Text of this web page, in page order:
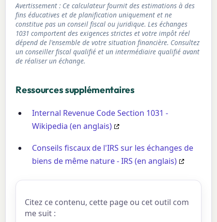
Avertissement : Ce calculateur fournit des estimations à des
fins éducatives et de planification uniquement et ne
constitue pas un conseil fiscal ou juridique. Les échanges
1031 comportent des exigences strictes et votre impôt réel
dépend de l'ensemble de votre situation financière. Consultez
un conseiller fiscal qualifié et un intermédiaire qualifié avant
de réaliser un échange.
Ressources supplémentaires
Internal Revenue Code Section 1031 -
Wikipedia (en anglais)
Conseils fiscaux de l'IRS sur les échanges de
biens de même nature - IRS (en anglais)
Citez ce contenu, cette page ou cet outil com
me suit :